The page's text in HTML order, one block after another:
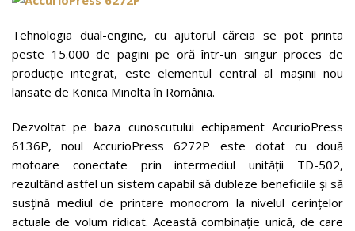
Tehnologia dual-engine, cu ajutorul căreia se pot printa
peste 15.000 de pagini pe oră într-un singur proces de
producție integrat, este elementul central al mașinii nou
lansate de Konica Minolta în România.
Dezvoltat pe baza cunoscutului echipament AccurioPress
6136P, noul AccurioPress 6272P este dotat cu două
motoare conectate prin intermediul unității TD-502,
rezultând astfel un sistem capabil să dubleze beneficiile și să
susțină mediul de printare monocrom la nivelul cerințelor
actuale de volum ridicat. Această combinație unică, de care